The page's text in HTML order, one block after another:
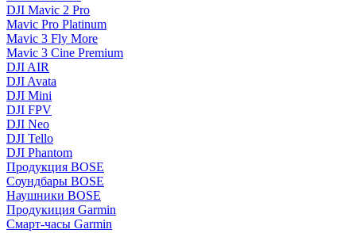
DJI Mavic 2 Pro
Mavic Pro Platinum
Mavic 3 Fly More
Mavic 3 Cine Premium
DJI AIR
DJI Avata
DJI Mini
DJI FPV
DJI Neo
DJI Tello
DJI Phantom
Продукция BOSE
Соундбары BOSE
Наушники BOSE
Продукиция Garmin
Смарт-часы Garmin